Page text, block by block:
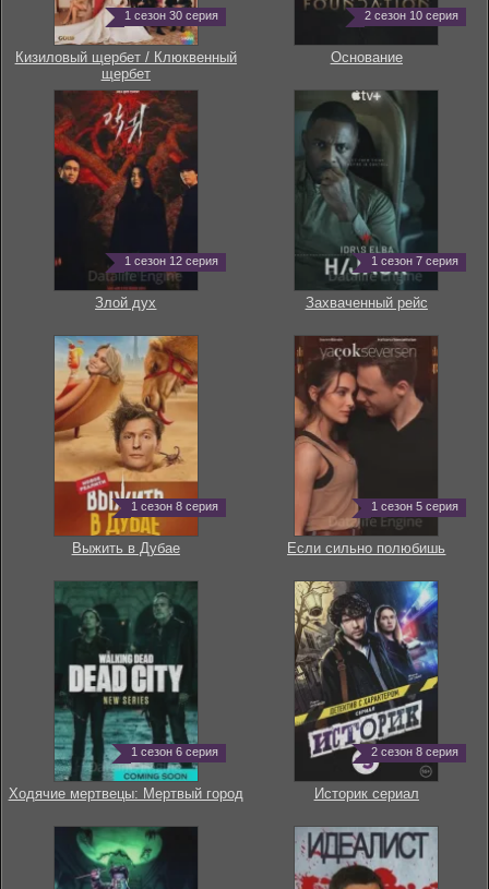
1 сезон 30 серия
Кизиловый щербет / Клюквенный
щербет
2 сезон 10 серия
Основание
1 сезон 12 серия
Злой дух
1 сезон 7 серия
Захваченный рейс
1 сезон 8 серия
Выжить в Дубае
1 сезон 5 серия
Если сильно полюбишь
1 сезон 6 серия
Ходячие мертвецы: Мертвый город
2 сезон 8 серия
Историк сериал